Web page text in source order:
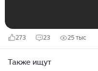
273 23 25 тыс
Также ищут